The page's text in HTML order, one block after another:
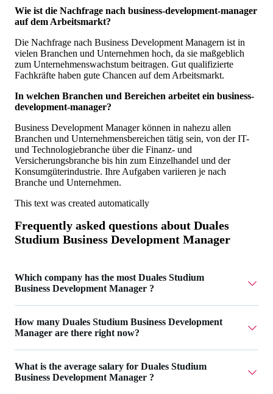
Wie ist die Nachfrage nach business-development-manager
auf dem Arbeitsmarkt?
Die Nachfrage nach Business Development Managern ist in
vielen Branchen und Unternehmen hoch, da sie maßgeblich
zum Unternehmenswachstum beitragen. Gut qualifizierte
Fachkräfte haben gute Chancen auf dem Arbeitsmarkt.
In welchen Branchen und Bereichen arbeitet ein business-
development-manager?
Business Development Manager können in nahezu allen
Branchen und Unternehmensbereichen tätig sein, von der IT-
und Technologiebranche über die Finanz- und
Versicherungsbranche bis hin zum Einzelhandel und der
Konsumgüterindustrie. Ihre Aufgaben variieren je nach
Branche und Unternehmen.
This text was created automatically
Frequently asked questions about Duales
Studium Business Development Manager
Which company has the most Duales Studium
Business Development Manager ?
Development Manager .
How many Duales Studium Business Development
Manager are there right now?
Development Manager .
What is the average salary for Duales Studium
Business Development Manager ?